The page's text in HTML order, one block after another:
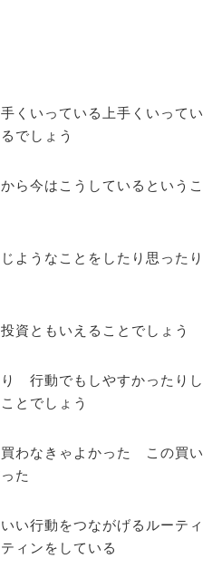
くいっている上手くいってい
でしょう
ら今はこうしているというこ
ようなことをしたり思ったり
資ともいえることでしょう
行動でもしやすかったりし
とでしょう
わなきゃよかった この買い
た
い行動をつながげるルーティ
ィンをしている